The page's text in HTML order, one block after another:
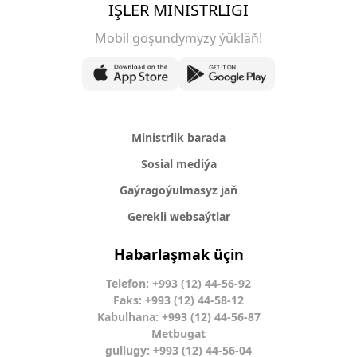
IŞLER MINISTRLIGI
Mobil goşundymyzy ýükläň!
Ministrlik barada
Sosial mediýa
Gaýragoýulmasyz jaň
Gerekli websaýtlar
Habarlaşmak üçin
Telefon: +993 (12) 44-56-92
Faks: +993 (12) 44-58-12
Kabulhana: +993 (12) 44-56-87
Metbugat
gullugy: +993 (12) 44-56-04